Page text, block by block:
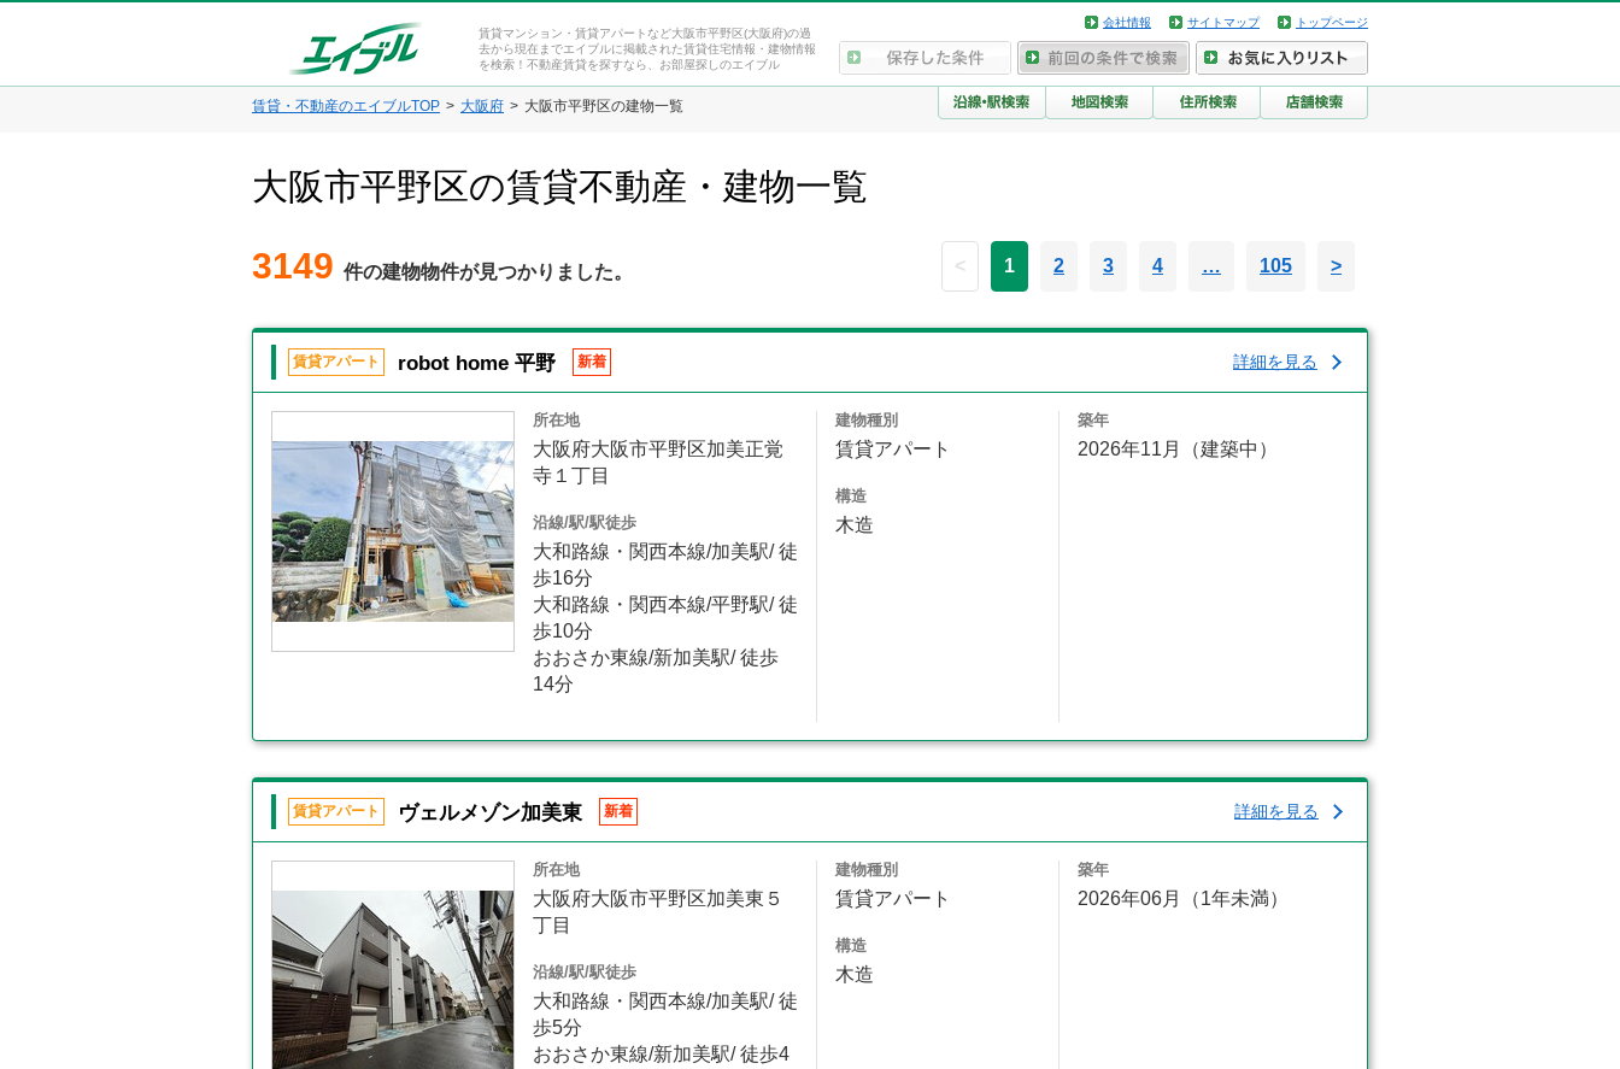
賃貸マンション・賃貸アパートなど大阪市平野区(大阪府)の過
去から現在までエイブルに掲載された賃貸住宅情報・建物情報
を検索！不動産賃貸を探すなら、お部屋探しのエイブル
会社情報 サイトマップ トップページ
賃貸・不動産のエイブルTOP 大阪府 大阪市平野区の建物一覧
大阪市平野区の賃貸不動産・建物一覧
3149 件の建物物件が見つかりました。 < 1 2 3 4 … 105 >
賃貸アパート robot home 平野 新着 詳細を見る
所在地
大阪府大阪市平野区加美正覚
寺１丁目
沿線/駅/駅徒歩
大和路線・関西本線/加美駅/ 徒
歩16分
大和路線・関西本線/平野駅/ 徒
歩10分
おおさか東線/新加美駅/ 徒歩
14分
建物種別
賃貸アパート
構造
木造
築年
2026年11月（建築中）
賃貸アパート ヴェルメゾン加美東 新着 詳細を見る
所在地
大阪府大阪市平野区加美東５
丁目
沿線/駅/駅徒歩
大和路線・関西本線/加美駅/ 徒
歩5分
おおさか東線/新加美駅/ 徒歩4
建物種別
賃貸アパート
構造
木造
築年
2026年06月（1年未満）